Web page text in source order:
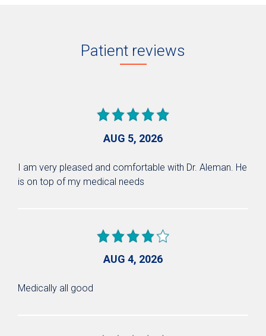
Patient reviews
AUG 5, 2026
I am very pleased and comfortable with Dr. Aleman. He
is on top of my medical needs
AUG 4, 2026
Medically all good